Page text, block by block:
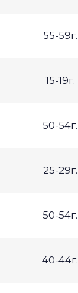
55-59г.
15-19г.
50-54г.
25-29г.
50-54г.
40-44г.